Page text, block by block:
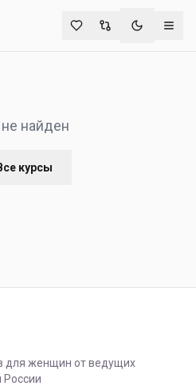
найден
курсы
для женщин от ведущих
России